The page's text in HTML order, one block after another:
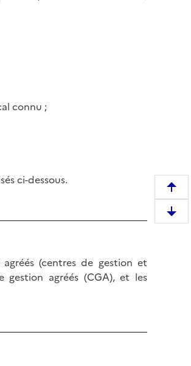
connu ;
ci-dessous.
(centres de gestion et
agréés (CGA), et les
e
m
D